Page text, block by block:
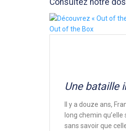
Out of the Box
Une bataille
Il y a douze ans,
long chemin
sans savoir que